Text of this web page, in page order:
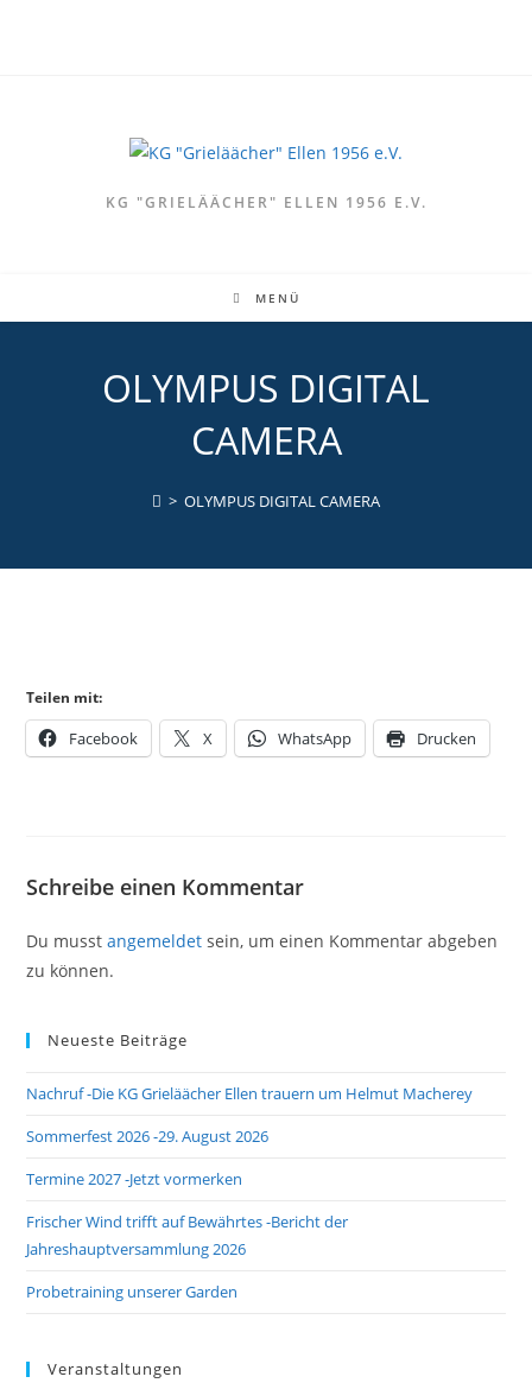
KG "GRIELÄÄCHER" ELLEN 1956 E.V.
MENÜ
OLYMPUS DIGITAL
CAMERA
> OLYMPUS DIGITAL CAMERA
Teilen mit:
Facebook X WhatsApp Drucken
Schreibe einen Kommentar
Du musstangemeldet sein, um einen Kommentar abgeben
zu können.
Neueste Beiträge
Nachruf -Die KG Grieläächer Ellen trauern um Helmut Macherey
Sommerfest 2026 -29. August 2026
Termine 2027 -Jetzt vormerken
Frischer Wind trifft auf Bewährtes -Bericht der
Jahreshauptversammlung 2026
Probetraining unserer Garden
Veranstaltungen